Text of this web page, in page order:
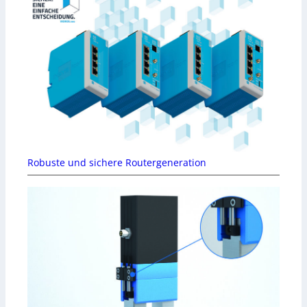
Robuste und sichere Routergeneration